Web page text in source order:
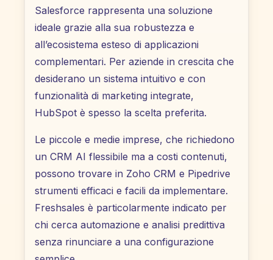
Salesforce rappresenta una soluzione
ideale grazie alla sua robustezza e
all’ecosistema esteso di applicazioni
complementari. Per aziende in crescita che
desiderano un sistema intuitivo e con
funzionalità di marketing integrate,
HubSpot è spesso la scelta preferita.
Le piccole e medie imprese, che richiedono
un CRM AI flessibile ma a costi contenuti,
possono trovare in Zoho CRM e Pipedrive
strumenti efficaci e facili da implementare.
Freshsales è particolarmente indicato per
chi cerca automazione e analisi predittiva
senza rinunciare a una configurazione